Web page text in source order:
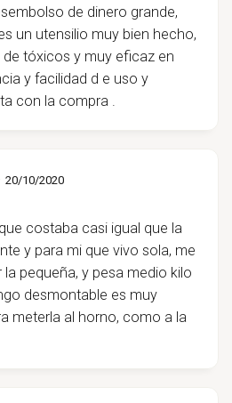
de dinero grande,
un utensilio muy bien hecho,
tóxicos y muy eficaz en
y facilidad d e uso y
con la compra .
20/10/2020
costaba casi igual que la
y para mi que vivo sola, me
pequeña, y pesa medio kilo
desmontable es muy
meterla al horno, como a la